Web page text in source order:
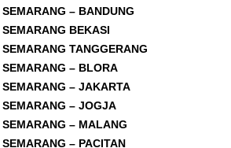
– BANDUNG
BEKASI
TANGGERANG
– BLORA
– JAKARTA
SEMARANG – JOGJA
– MALANG
– PACITAN